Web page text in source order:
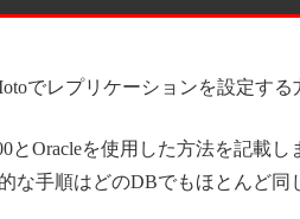
でレプリケーションを設定する
とOracleを使用した方法を記載し
な手順はどのDBでもほとんど同